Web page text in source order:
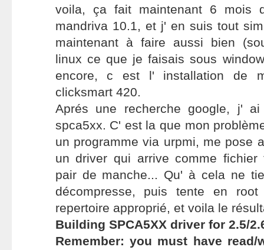
voila, ça fait maintenant 6 mois
mandriva 10.1, et j' en suis tout
maintenant à faire aussi bien
linux ce que je faisais sous
encore, c est l' installation de
clicksmart 420.
Aprés une recherche google, j'
spca5xx. C' est la que mon
un programme via urpmi, me pose
un driver qui arrive comme fichier
pair de manche... Qu' à cela ne
décompresse, puis tente en
repertoire approprié, et voila le
Building SPCA5XX driver for 2.5/
Remember: you must have